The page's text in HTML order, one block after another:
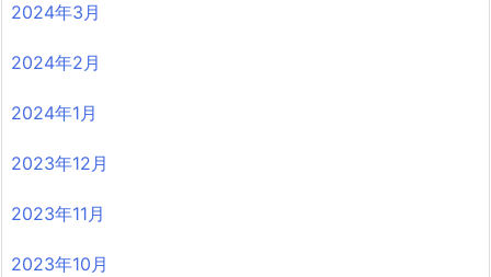
2024年3月
2024年2月
2024年1月
2023年12月
2023年11月
2023年10月